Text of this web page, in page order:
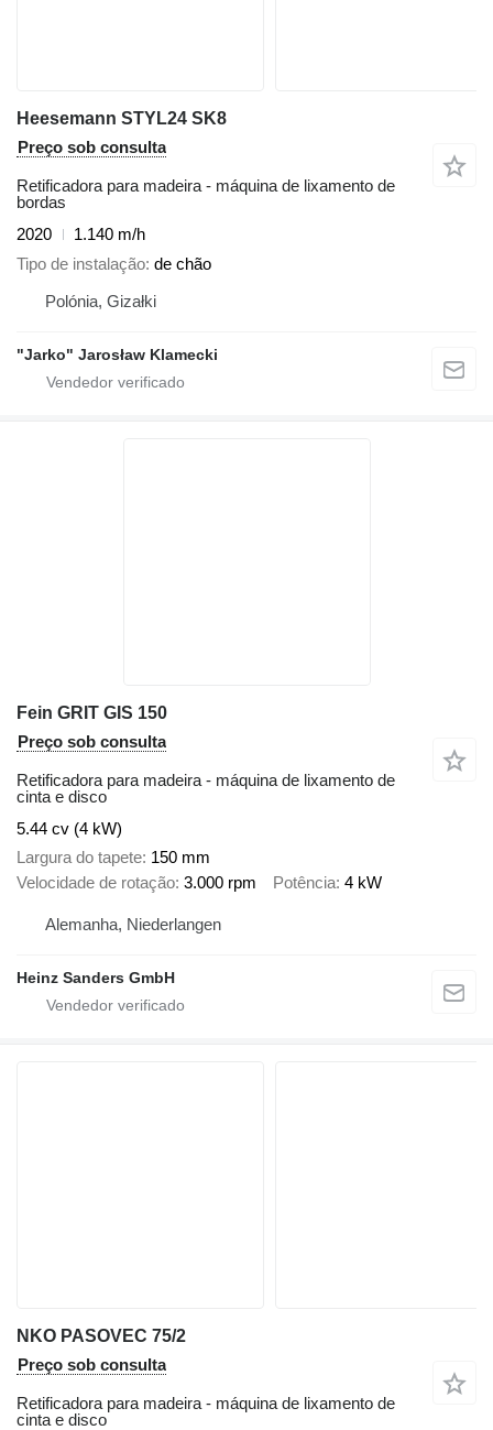
Heesemann STYL24 SK8
Preço sob consulta
Retificadora para madeira - máquina de lixamento de
bordas
2020
1.140 m/h
Tipo de instalação de chão
Polónia, Gizałki
"Jarko" Jarosław Klamecki
Fein GRIT GIS 150
Preço sob consulta
Retificadora para madeira - máquina de lixamento de
cinta e disco
5.44 cv (4 kW)
Largura do tapete 150 mm
Velocidade de rotação 3.000 rpm Potência 4 kW
Alemanha, Niederlangen
Heinz Sanders GmbH
NKO PASOVEC 75/2
Preço sob consulta
Retificadora para madeira - máquina de lixamento de
cinta e disco